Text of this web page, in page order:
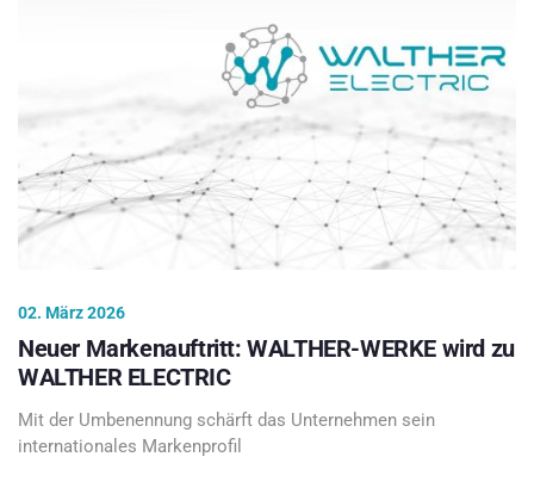
02. März 2026
Neuer Markenauftritt: WALTHER-WERKE wird zu
WALTHER ELECTRIC
Mit der Umbenennung schärft das Unternehmen sein
internationales Markenprofil